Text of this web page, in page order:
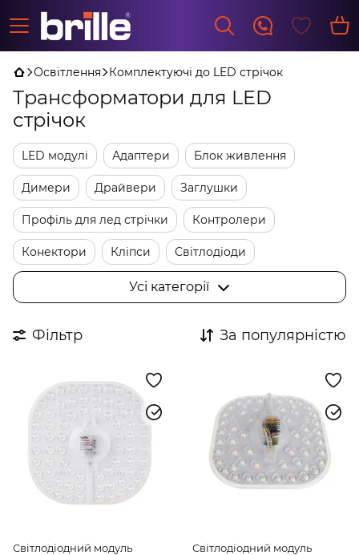
Освітлення Комплектуючі до LED стрічок
Трансформатори для LED
стрічок
LED модулі Адаптери Блок живлення
Димери Драйвери Заглушки
Профіль для лед стрічки Контролери
Конектори Кліпси Світлодіоди
Фурнитура
Усі категорії
Фільтр За популярністю
Світлодіодний модуль
Світлодіодний модуль